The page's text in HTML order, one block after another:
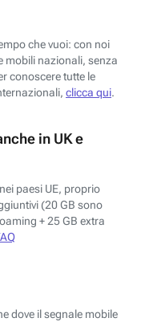
che vuoi: con noi
mobili nazionali, senza
conoscere tutte le
clicca qui.
in UK e
paesi UE, proprio
(20 GB sono
+ 25 GB extra
dove il segnale mobile